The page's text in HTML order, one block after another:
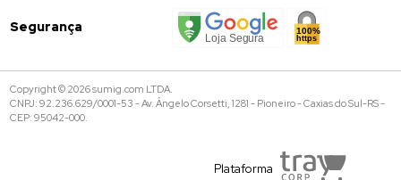
Segurança
Copyright © 2026 sumig.com LTDA.
CNPJ: 92.236.629/0001-53 - Av. Ângelo Corsetti, 1281 - Pioneiro - Caxias do Sul-RS -
CEP: 95042-000.
Plataforma